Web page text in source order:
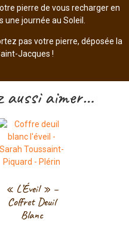
pierre de vous recharger en
une journée au Soleil.
pas votre pierre, déposée la
Jacques !
aussi aimer…
« L’Éveil » –
Coffret Deuil
Blanc